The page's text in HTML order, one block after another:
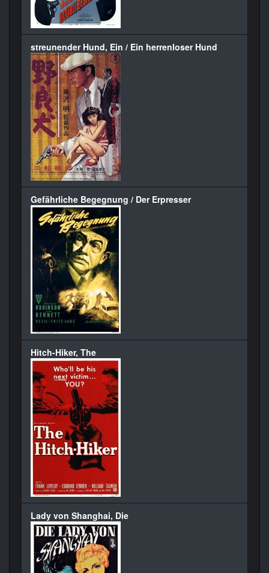
streunender Hund, Ein / Ein herrenloser Hund
Gefährliche Begegnung / Der Erpresser
Hitch-Hiker, The
Lady von Shanghai, Die